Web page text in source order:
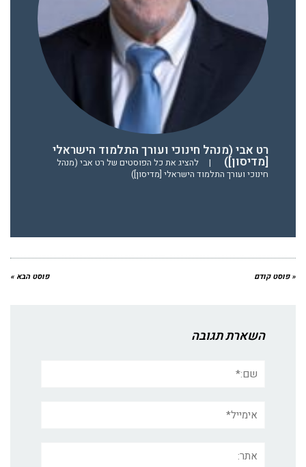
רט אבי (מנהל חינוכי ועורך התלמוד הישראלי
[מדיסון]) |
להציג את כל הפוסטים של רט אבי (מנהל
חינוכי ועורך התלמוד הישראלי [מדיסון])
« פוסט קודם פוסט הבא »
השארת תגובה